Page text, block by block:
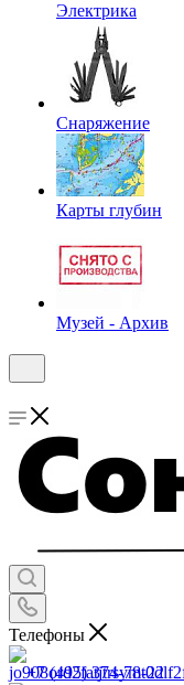
Электрика
Снаряжение
Карты глубин
Музей - Архив
Телефоны
+7 (495) 374-78-22